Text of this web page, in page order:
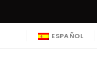
ESPAÑOL